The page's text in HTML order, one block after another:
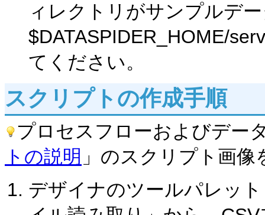
ィレクトリがサンプルデ
$DATASPIDER_HOME/
てください。
スクリプトの作成手順
プロセスフローおよびデー
トの説明 」のスクリプト画
デザイナのツールパレッ